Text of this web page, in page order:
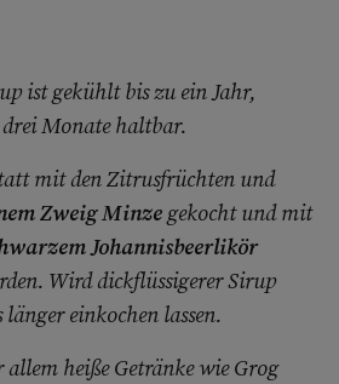
ist gekühlt bis zu ein Jahr,
Monate haltbar.
mit den Zitrusfrüchten und
Zweig Minzegekocht und mit
Johannisbeerlikör
Wird dickflüssigerer Sirup
einkochen lassen.
heiße Getränke wie Grog